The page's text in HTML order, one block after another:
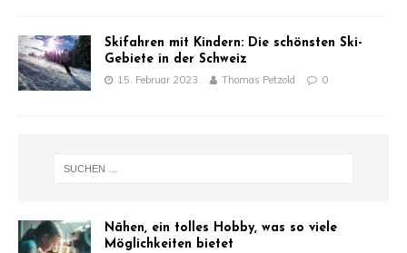
Skifahren mit Kindern: Die schönsten Ski-
Gebiete in der Schweiz
15. Februar 2023 Thomas Petzold 0
Nähen, ein tolles Hobby, was so viele
Möglichkeiten bietet